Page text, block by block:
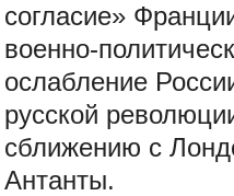
согласие»
военно-
ослабление
русской
сближению с
Антанты.